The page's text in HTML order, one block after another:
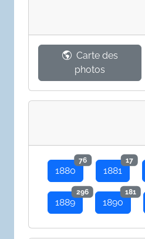
Carte des
photos
1880
76
1881
17
1889
296
1890
181